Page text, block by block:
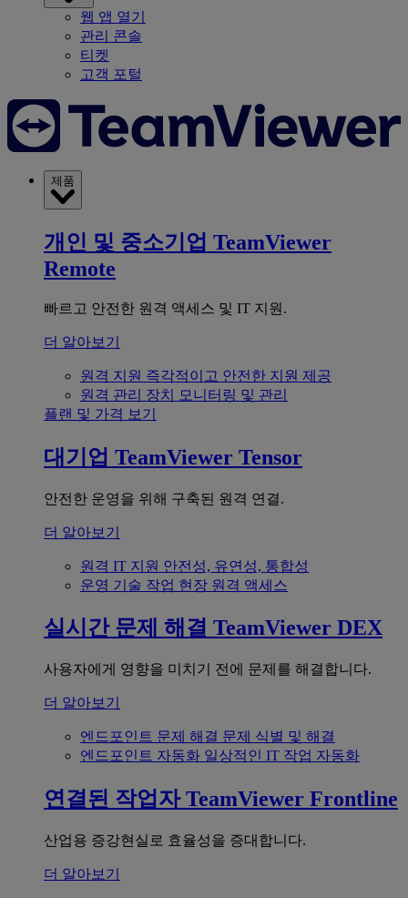
웹 앱 열기
관리 콘솔
티켓
고객 포털
제품
개인 및 중소기업 TeamViewer
Remote
빠르고 안전한 원격 액세스 및 IT 지원.
더 알아보기
원격 지원 즉각적이고 안전한 지원 제공
원격 관리 장치 모니터링 및 관리
플랜 및 가격 보기
대기업 TeamViewer Tensor
안전한 운영을 위해 구축된 원격 연결.
더 알아보기
원격 IT 지원 안전성, 유연성, 통합성
운영 기술 작업 현장 원격 액세스
실시간 문제 해결 TeamViewer DEX
사용자에게 영향을 미치기 전에 문제를 해결합니다.
더 알아보기
엔드포인트 문제 해결 문제 식별 및 해결
엔드포인트 자동화 일상적인 IT 작업 자동화
연결된 작업자 TeamViewer Frontline
산업용 증강현실로 효율성을 증대합니다.
더 알아보기